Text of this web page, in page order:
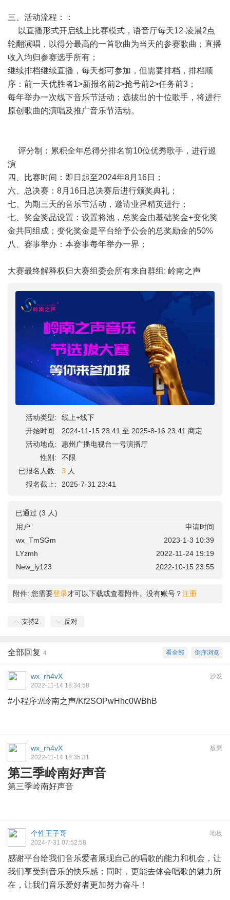
三、活动流程：：
以直播形式开启线上比赛模式，语音厅每天12-凌晨2点
轮翻演唱，以得分最高的一首歌曲为当天的参赛歌曲；直播
收入均归参赛选手所有；
继续排档继续直播，每天都可参加，但需要排档，排档顺
序：前一天优胜者1>新报名前2>抢号前2>任务前3；
每年举办一次线下音乐节活动；选拔出的十位歌手，将进行
原创歌曲的演唱及推广音乐节活动。
评分制：累积全年总得分排名前10位优秀歌手，进行巡
演
四、比赛时间：即日起至2024年8月16日；
六、总决赛：8月16日总决赛后进行颁奖典礼；
七、为期三天的音乐节活动，邀请业界精英进行；
七、奖金奖品设置：设置将池，总奖金由基础奖金+变化奖
金共同组成；变化奖金是平台给予公会的总奖励金的50%
八、赛事举办：本赛事每年举办一界；
大赛最终解释权归大赛组委会所有来自群组: 岭南之声
活动类型:
线上+线下
开始时间:
2024-11-15 23:41 至 2025-8-16 23:41 商定
活动地点:
惠州广播电视台一号演播厅
性别:
不限
已报名人数:
3 人
报名截止:
2025-7-31 23:41
已通过 (3 人)
用户
申请时间
wx_TmSGm
2023-1-3 10:39
LYzmh
2022-11-24 19:19
New_ly123
2022-10-15 23:55
附件: 您需要登录才可以下载或查看附件。没有账号？注册
支持2 反对
倒序浏览
看全部
全部回复 4
沙发
wx_rh4vX
2022-11-14 18:34:58
#小程序://岭南之声/Kf2SOPwHhc0WBhB
板凳
wx_rh4vX
2022-11-14 18:35:31
第三季岭南好声音
第三季岭南好声音
地板
个性王子哥
2024-7-31 07:52:58
感谢平台给我们音乐爱者展现自己的唱歌的能力和机会，让
我们享受到音乐的快乐感；同时，更能去体会唱歌的魅力所
在，让我们音乐爱好者更加努力奋斗！